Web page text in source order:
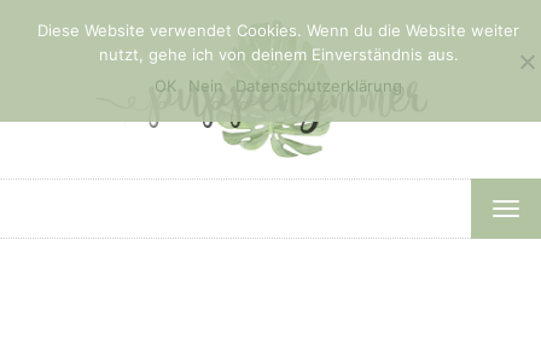
Diese Website verwendet Cookies. Wenn du die Website weiter
nutzt, gehe ich von deinem Einverständnis aus.
OK
Nein Datenschutzerklärung